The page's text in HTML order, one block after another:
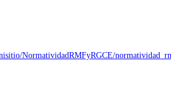
NormatividadRMFyRGCE/no